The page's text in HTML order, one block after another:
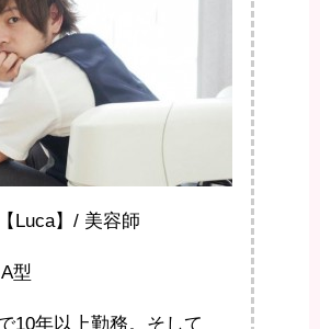
Luca】/ 美容師
型
10年以上勤務。そして